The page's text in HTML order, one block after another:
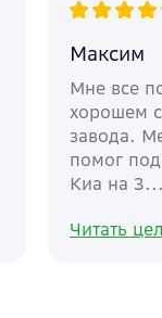
Максим
Мне все
хорошем
завода.
помог
Киа на
Читать